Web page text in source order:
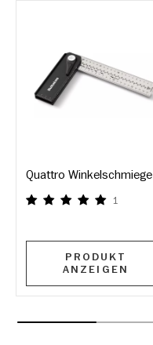
Quattro Winkelschmiege
1
PRODUKT
ANZEIGEN